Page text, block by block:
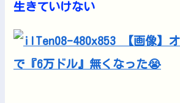
生きていけない